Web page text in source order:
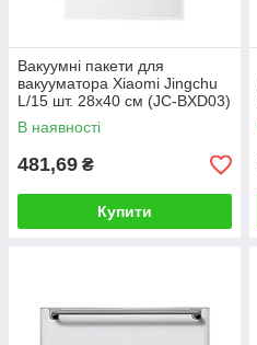
Вакуумні пакети для
вакууматора Xiaomi Jingchu
L/15 шт. 28х40 см (JC-BXD03)
В наявності
481,69 ₴
Купити